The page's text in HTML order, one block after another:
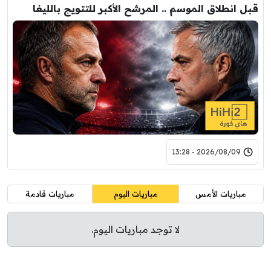
قبل انطلاق الموسم .. المرشح الأكبر للتتويج بالليغا
2026/08/09 - 13:28
مباريات الأمس مباريات اليوم مباريات قادمة
لا توجد مباريات اليوم.